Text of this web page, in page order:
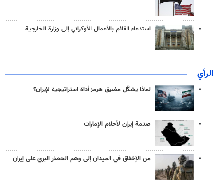
استدعاء القائم بالأعمال الأوكراني إلى وزارة الخارجية
الرأي
لماذا يشكّل مضيق هرمز أداة استراتيجية لإيران؟
صدمة إيران لأحلام الإمارات
من الإخفاق في الميدان إلى وهم الحصار البري على إيران